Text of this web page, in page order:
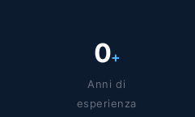
0+
Anni di
esperienza